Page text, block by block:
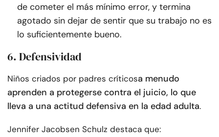
de cometer el más mínimo error, y termina
agotado sin dejar de sentir que su trabajo no es
lo suficientemente bueno.
6. Defensividad
Niños criados por padres críticosa menudo
aprenden a protegerse contra el juicio, lo que
lleva a una actitud defensiva en la edad adulta.
Jennifer Jacobsen Schulz destaca que: